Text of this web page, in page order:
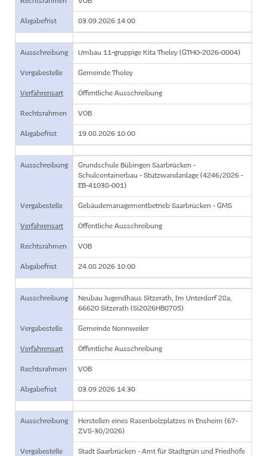
Abgabefrist 03.09.2026 14:00
Ausschreibung Umbau 11-gruppige Kita Theley (GTHO-2026-0004)
Vergabestelle Gemeinde Tholey
Verfahrensart Öffentliche Ausschreibung
Rechtsrahmen VOB
Abgabefrist 19.08.2026 10:00
Ausschreibung
Grundschule Bübingen Saarbrücken -
Schulcontainerbau - Stützwandanlage (4246/2026 -
EB-41038-001)
Vergabestelle Gebäudemanagementbetrieb Saarbrücken - GMS
Verfahrensart Öffentliche Ausschreibung
Rechtsrahmen VOB
Abgabefrist 24.08.2026 10:00
Ausschreibung
Neubau Jugendhaus Sitzerath, Im Unterdorf 28a,
66620 Sitzerath (Si2026HB0705)
Vergabestelle Gemeinde Nonnweiler
Verfahrensart Öffentliche Ausschreibung
Rechtsrahmen VOB
Abgabefrist 03.09.2026 14:30
Ausschreibung
Herstellen eines Rasenbolzplatzes in Ensheim (67-
ZVS-30/2026)
Vergabestelle Stadt Saarbrücken - Amt für Stadtgrün und Friedhöfe